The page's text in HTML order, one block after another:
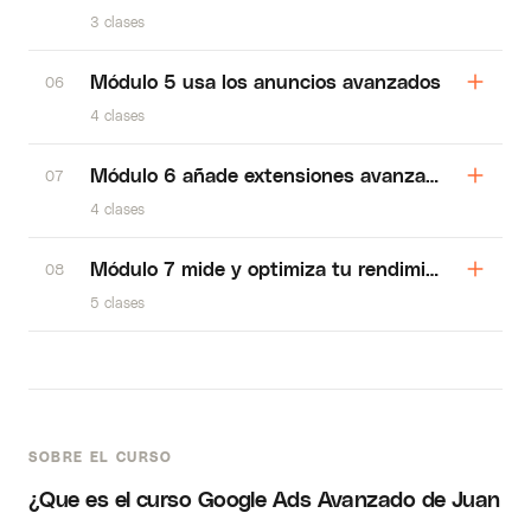
SOBRE EL CURSO
¿Que es el curso Google Ads Avanzado de Juan
3 clases
06 Módulo 5 usa los anuncios avanzados
4 clases
07 Módulo 6 añade extensiones avanzadas
4 clases
08 Módulo 7 mide y optimiza tu rendimiento
5 clases